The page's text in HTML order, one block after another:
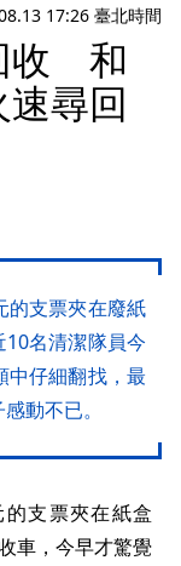
17:26 臺北時間
收 和
尋回
的支票夾在廢紙
名清潔隊員今
中仔細翻找，最
動不已。
支票夾在紙盒
車，今早才驚覺